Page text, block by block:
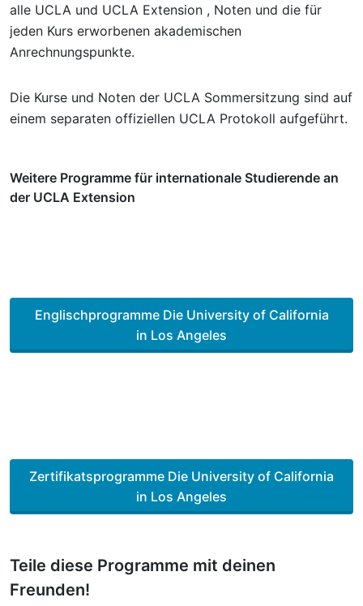
alle UCLA und UCLA Extension , Noten und die für
jeden Kurs erworbenen akademischen
Anrechnungspunkte.
Die Kurse und Noten der UCLA Sommersitzung sind auf
einem separaten offiziellen UCLA Protokoll aufgeführt.
Weitere Programme für internationale Studierende an
der UCLA Extension
Englischprogramme Die University of California
in Los Angeles
Zertifikatsprogramme Die University of California
in Los Angeles
Teile diese Programme mit deinen
Freunden!